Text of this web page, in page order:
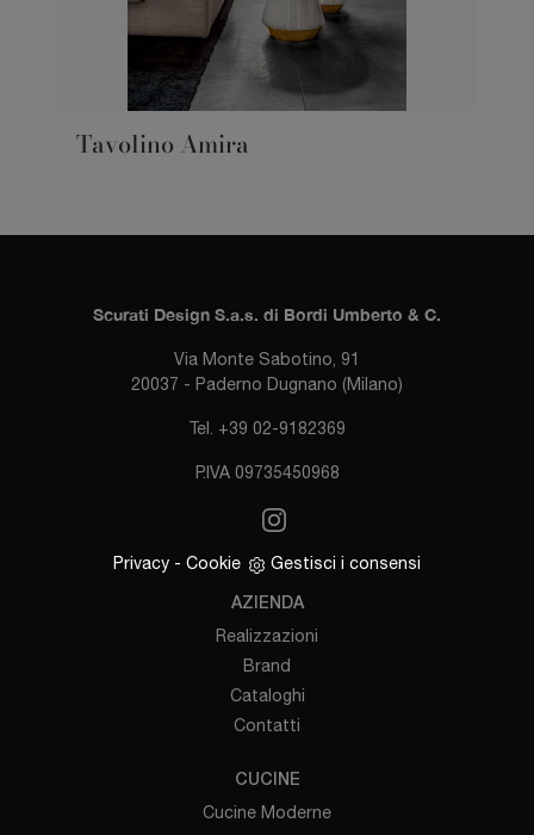
Tavolino Amira
Scurati Design S.a.s. di Bordi Umberto & C.
Via Monte Sabotino, 91
20037 - Paderno Dugnano (Milano)
Tel. +39 02-9182369
P.IVA 09735450968
Privacy - Cookie Gestisci i consensi
AZIENDA
Realizzazioni
Brand
Cataloghi
Contatti
CUCINE
Cucine Moderne